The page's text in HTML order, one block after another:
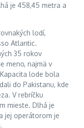
je 458,45 metra a
lodí,
Atlantic.
35 rokov
meno, najmä v
lode bola
do Pakistanu, kde
V rebríčku
mieste. Dlhá je
jej operátorom je